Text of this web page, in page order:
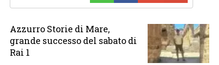
Azzurro Storie di Mare,
grande successo del sabato di
Rai 1